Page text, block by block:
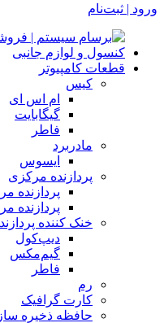
ورود | ثبت‌نام
قطعات کامپیوتر
کیس
ام اس ای
گیگابایت
فاطر
مادربرد
ایسوس
پردازنده مرکزی
پردازنده
پردازنده
خنک کننده
دیپ‌کول
گیم‌مکس
فاطر
رم
کارت گرافیک
حافظه ذخیره